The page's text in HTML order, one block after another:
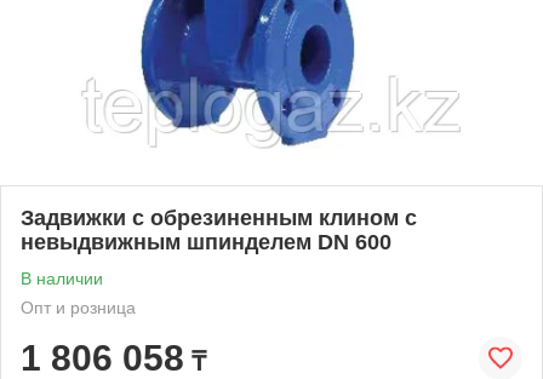
Задвижки с обрезиненным клином с
невыдвижным шпинделем DN 600
В наличии
Опт и розница
1 806 058 ₸